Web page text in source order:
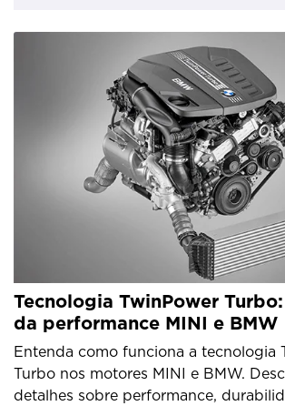
Tecnologia TwinPower
da performance MINI e BMW
Entenda como funciona a tecnologia
Turbo nos motores MINI e BMW.
detalhes sobre performance,